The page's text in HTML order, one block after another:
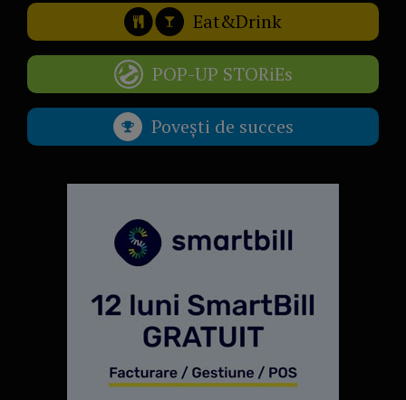
Eat&Drink
POP-UP STORiEs
Povești de succes